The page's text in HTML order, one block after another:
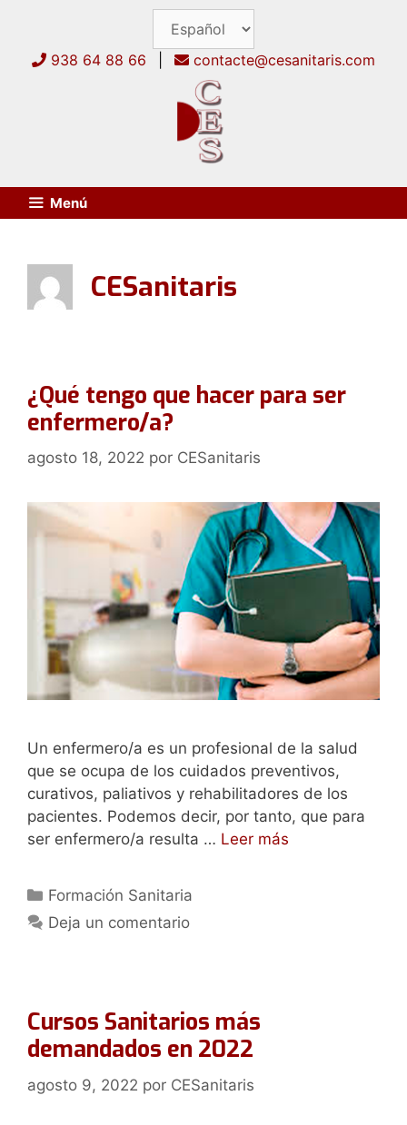
contenido938 64 88 66 contacte@cesanitaris.com
Menú
CESanitaris
¿Qué tengo que hacer para ser
enfermero/a?
agosto 18, 2022 por CESanitaris
Un enfermero/a es un profesional de la salud
que se ocupa de los cuidados preventivos,
curativos, paliativos y rehabilitadores de los
pacientes. Podemos decir, por tanto, que para
ser enfermero/a resulta … Leer más
Categorías
Formación Sanitaria
Deja un comentario
Cursos Sanitarios más
demandados en 2022
agosto 9, 2022 por CESanitaris